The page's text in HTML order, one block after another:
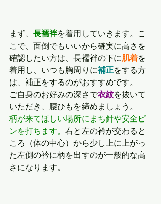
まず、 長襦袢を着用していきます。こ
こで、面倒でもいいから確実に高さを
確認したい方は、長襦袢の下に肌着を
着用し、いつも胸周りに補正をする方
は、補正をするのがおすすめです。
ご自身のお好みの深さで衣紋を抜いて
いただき、腰ひもを締めましょう。
柄が来てほしい場所にまち針や安全ピ
ンを打ちます。 右と左の衿が交わると
ころ（体の中心）から少し上に上がっ
た左側の衿に柄を出すのが一般的な高
さになります。